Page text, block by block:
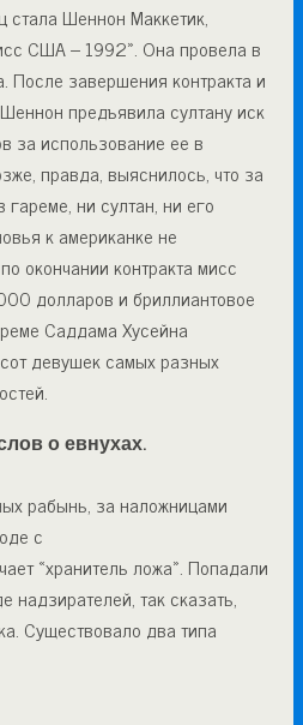
стала Шеннон Маккетик,
США – 1992». Она провела в
После завершения контракта и
предъявила султану иск
за использование ее в
правда, выяснилось, что за
ни султан, ни его
к американке не
окончании контракта мисс
долларов и бриллиантовое
Саддама Хусейна
девушек самых разных
о евнухах.
рабынь, за наложницами
с
«хранитель ложа». Попадали
надзирателей, так сказать,
Существовало два типа